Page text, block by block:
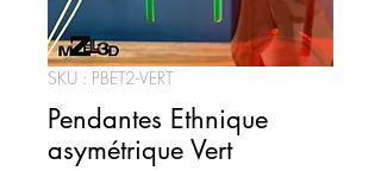
SKU : PBET2-VERT
Pendantes Ethnique
asymétrique Vert